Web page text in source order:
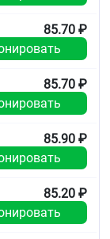
85.70 ₽
85.70 ₽
85.90 ₽
85.20 ₽